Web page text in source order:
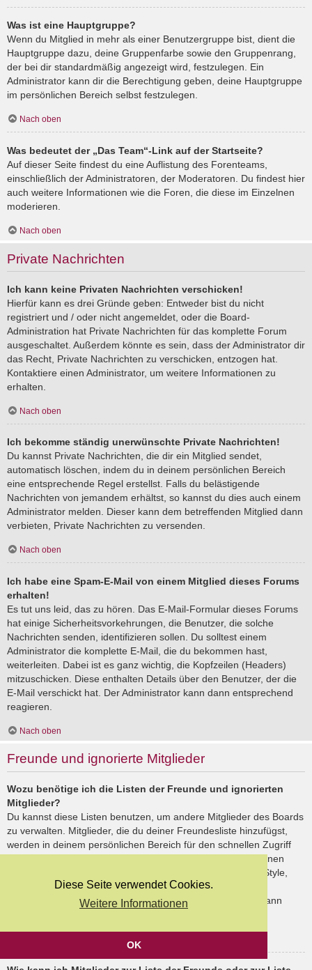
Diese Seite verwendet Cookies.
Weitere Informationen
OK
Was ist eine Hauptgruppe?
Wenn du Mitglied in mehr als einer Benutzergruppe bist, dient die
Hauptgruppe dazu, deine Gruppenfarbe sowie den Gruppenrang,
der bei dir standardmäßig angezeigt wird, festzulegen. Ein
Administrator kann dir die Berechtigung geben, deine Hauptgruppe
im persönlichen Bereich selbst festzulegen.
Nach oben
Was bedeutet der „Das Team“-Link auf der Startseite?
Auf dieser Seite findest du eine Auflistung des Forenteams,
einschließlich der Administratoren, der Moderatoren. Du findest hier
auch weitere Informationen wie die Foren, die diese im Einzelnen
moderieren.
Nach oben
Private Nachrichten
Ich kann keine Privaten Nachrichten verschicken!
Hierfür kann es drei Gründe geben: Entweder bist du nicht
registriert und / oder nicht angemeldet, oder die Board-
Administration hat Private Nachrichten für das komplette Forum
ausgeschaltet. Außerdem könnte es sein, dass der Administrator dir
das Recht, Private Nachrichten zu verschicken, entzogen hat.
Kontaktiere einen Administrator, um weitere Informationen zu
erhalten.
Nach oben
Ich bekomme ständig unerwünschte Private Nachrichten!
Du kannst Private Nachrichten, die dir ein Mitglied sendet,
automatisch löschen, indem du in deinem persönlichen Bereich
eine entsprechende Regel erstellst. Falls du belästigende
Nachrichten von jemandem erhältst, so kannst du dies auch einem
Administrator melden. Dieser kann dem betreffenden Mitglied dann
verbieten, Private Nachrichten zu versenden.
Nach oben
Ich habe eine Spam-E-Mail von einem Mitglied dieses Forums
erhalten!
Es tut uns leid, das zu hören. Das E-Mail-Formular dieses Forums
hat einige Sicherheitsvorkehrungen, die Benutzer, die solche
Nachrichten senden, identifizieren sollen. Du solltest einem
Administrator die komplette E-Mail, die du bekommen hast,
weiterleiten. Dabei ist es ganz wichtig, die Kopfzeilen (Headers)
mitzuschicken. Diese enthalten Details über den Benutzer, der die
E-Mail verschickt hat. Der Administrator kann dann entsprechend
reagieren.
Nach oben
Freunde und ignorierte Mitglieder
Wozu benötige ich die Listen der Freunde und ignorierten
Mitglieder?
Du kannst diese Listen benutzen, um andere Mitglieder des Boards
zu verwalten. Mitglieder, die du deiner Freundesliste hinzufügst,
werden in deinem persönlichen Bereich für den schnellen Zugriff
aufgelistet. Du siehst dort deren Onlinestatus und kannst ihnen
schnell eine Private Nachricht senden. Abhängig von dem Style,
den du verwendest, können Beiträge deiner Freunde auch
hervorgehoben sein. Wenn du einen Benutzer ignorierst, dann